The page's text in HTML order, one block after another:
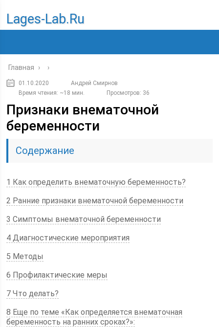
Lages-Lab.ru
Главная › ›
01.10.2020
Андрей Смирнов
Время чтения: ~18 мин.
Просмотров: 36
Признаки внематочной
беременности
Содержание
1 Как определить внематочную беременность?
2 Ранние признаки внематочной беременности
3 Симптомы внематочной беременности
4 Диагностические мероприятия
5 Методы
6 Профилактические меры
7 Что делать?
8 Еще по теме «Как определяется внематочная
беременность на ранних сроках?»: